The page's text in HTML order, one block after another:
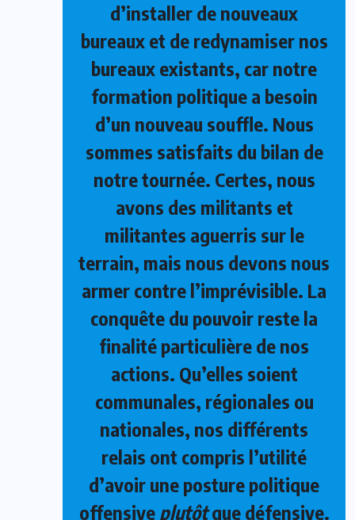
d’installer de nouveaux
bureaux et de redynamiser nos
bureaux existants, car notre
formation politique a besoin
d’un nouveau souffle. Nous
sommes satisfaits du bilan de
notre tournée. Certes, nous
avons des militants et
militantes aguerris sur le
terrain, mais nous devons nous
armer contre l’imprévisible. La
conquête du pouvoir reste la
finalité particulière de nos
actions. Qu’elles soient
communales, régionales ou
nationales, nos différents
relais ont compris l’utilité
d’avoir une posture politique
offensive plutôtque défensive.